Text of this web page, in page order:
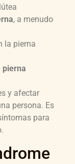
, a menudo
la pierna
pierna
y afectar
persona. Es
para